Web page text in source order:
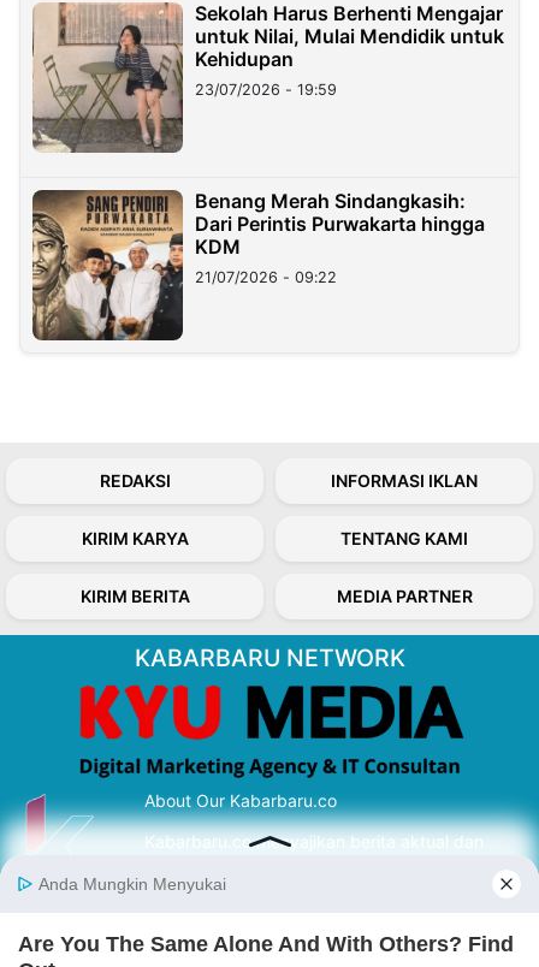
Sekolah Harus Berhenti Mengajar
untuk Nilai, Mulai Mendidik untuk
Kehidupan
23/07/2026 - 19:59
Benang Merah Sindangkasih:
Dari Perintis Purwakarta hingga
KDM
21/07/2026 - 09:22
REDAKSI INFORMASI IKLAN
KIRIM KARYA TENTANG KAMI
KIRIM BERITA MEDIA PARTNER
KABARBARU NETWORK
About Our Kabarbaru.co
Kabarbaru.co menyajikan berita aktual dan
serta terverifikasi dari sumber yang tepat.
Follow Kabarbaru